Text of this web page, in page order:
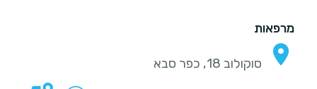
מרפאות
סוקולוב 18, כפר סבא